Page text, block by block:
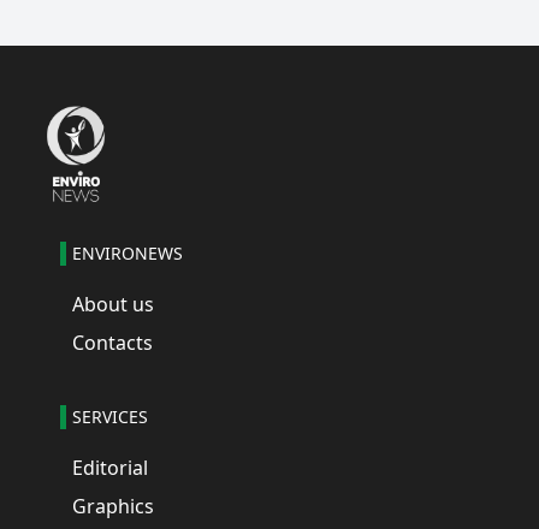
ENVIRONEWS
About us
Contacts
SERVICES
Editorial
Graphics